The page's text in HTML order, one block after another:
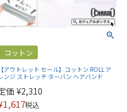
コットン
【アウトレット セール】コットン ROLL ア
ンジ ストレッチ ターバン ヘアバンド
価 ¥2,310
1,617税込